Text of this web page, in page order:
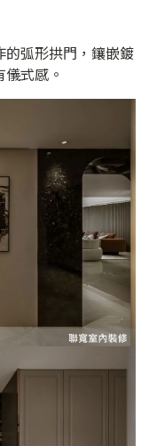
弧形拱門，鑲嵌鍍
式感。